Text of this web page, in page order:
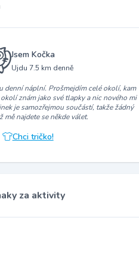
Jsem Kočka
Ujdu 7.5 km denně
denní náplní. Prošmejdím celé okolí, kam
znám jako své tlapky a nic nového mi
je samozřejmou součástí, takže žádný
mě najdete se někde válet.
Chci tričko!
za aktivity